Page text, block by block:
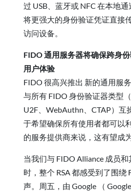
过 USB、蓝牙或 NFC 在本地
将更强大的身份验证凭证直接
访问设备。
FIDO 通用服务器将确保跨身
用户体验
FIDO 很高兴推出 新的通用服
与所有 FIDO 身份验证器类型
U2F、WebAuthn、CTAP）互
于希望确保所有使用者都可以
的服务提供商来说，这有望成
当我们与 FIDO Alliance 成员
时，整个 RSA 都感受到了围绕
声。周五，由 Google （